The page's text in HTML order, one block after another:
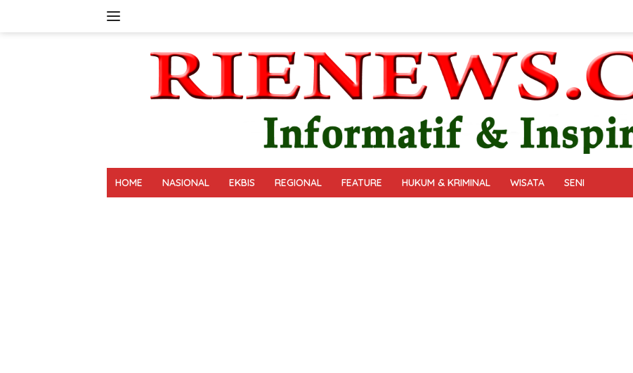
HOME NASIONAL EKBIS REGIONAL FEATURE HUKUM & KRIMINAL WISATA SENI